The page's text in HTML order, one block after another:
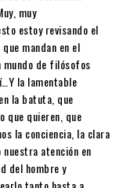
muy
estoy revisando el
mandan en el
mundo de filósofos
la lamentable
la batuta, que
que quieren, que
la conciencia, la clara
atención en
del hombre y